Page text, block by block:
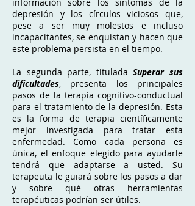
depresión y los círculos viciosos que,
pese a ser muy molestos e incluso
incapacitantes, se enquistan y hacen que
este problema persista en el tiempo.
La segunda parte, tituladaSuperar sus
dificultades, presenta los principales
pasos de la terapia cognitivo-conductual
para el tratamiento de la depresión. Esta
es la forma de terapia científicamente
mejor investigada para tratar esta
enfermedad. Como cada persona es
única, el enfoque elegido para ayudarle
tendrá que adaptarse a usted. Su
terapeuta le guiará sobre los pasos a dar
y sobre qué otras herramientas
terapéuticas podrían ser útiles.